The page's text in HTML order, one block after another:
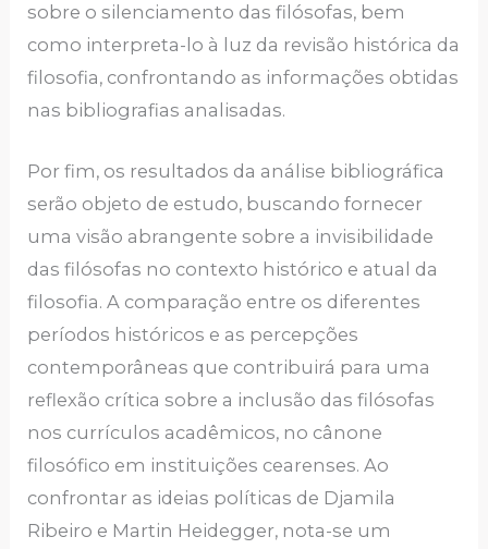
sobre o silenciamento das filósofas, bem
como interpreta-lo à luz da revisão histórica da
filosofia, confrontando as informações obtidas
nas bibliografias analisadas.
Por fim, os resultados da análise bibliográfica
serão objeto de estudo, buscando fornecer
uma visão abrangente sobre a invisibilidade
das filósofas no contexto histórico e atual da
filosofia. A comparação entre os diferentes
períodos históricos e as percepções
contemporâneas que contribuirá para uma
reflexão crítica sobre a inclusão das filósofas
nos currículos acadêmicos, no cânone
filosófico em instituições cearenses. Ao
confrontar as ideias políticas de Djamila
Ribeiro e Martin Heidegger, nota-se um